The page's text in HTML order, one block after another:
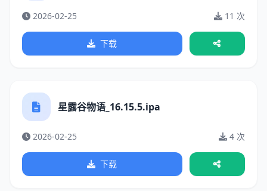
2026-02-25 11 次
下载
星露谷物语_16.15.5.ipa
2026-02-25 4 次
下载